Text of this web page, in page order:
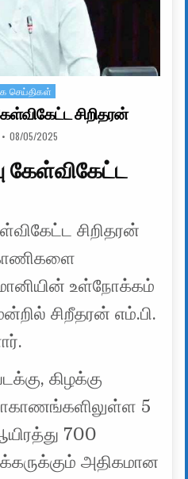
in
செய்திகள்
சிறிதரன்
PUBLISHED DATE:
08/05/2025
கேள்விகேட்ட
சிறிதரன்
உள்நோக்கம்
சிறீதரன் எம்.பி.
கிழக்கு
5
700
அதிகமான